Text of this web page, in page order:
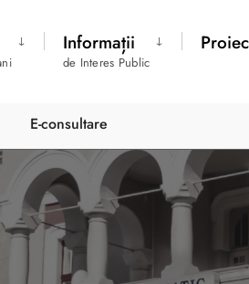
Informații
de Interes Public
E-consultare